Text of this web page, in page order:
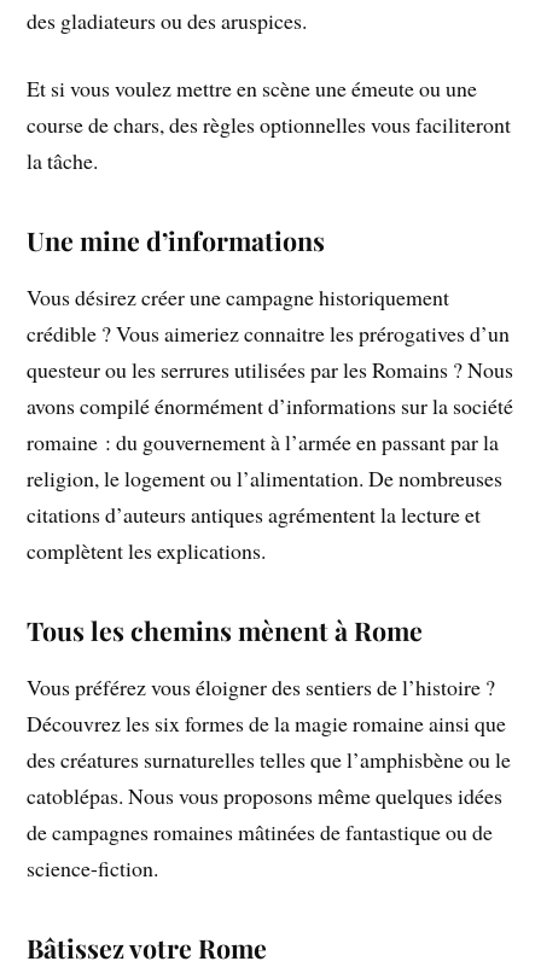
des gladiateurs ou des aruspices.
Et si vous voulez mettre en scène une émeute ou une
course de chars, des règles optionnelles vous faciliteront
la tâche.
Une mine d’informations
Vous désirez créer une campagne historiquement
crédible ? Vous aimeriez connaitre les prérogatives d’un
questeur ou les serrures utilisées par les Romains ? Nous
avons compilé énormément d’informations sur la société
romaine : du gouvernement à l’armée en passant par la
religion, le logement ou l’alimentation. De nombreuses
citations d’auteurs antiques agrémentent la lecture et
complètent les explications.
Tous les chemins mènent à Rome
Vous préférez vous éloigner des sentiers de l’histoire ?
Découvrez les six formes de la magie romaine ainsi que
des créatures surnaturelles telles que l’amphisbène ou le
catoblépas. Nous vous proposons même quelques idées
de campagnes romaines mâtinées de fantastique ou de
science-fiction.
Bâtissez votre Rome